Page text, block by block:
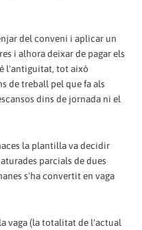
del conveni i aplicar un
i alhora deixar de pagar els
l'antiguitat, tot això
de treball pel que fa als
dins de jornada ni el
la plantilla va decidir
parcials de dues
s'ha convertit en vaga
vaga (la totalitat de l'actual